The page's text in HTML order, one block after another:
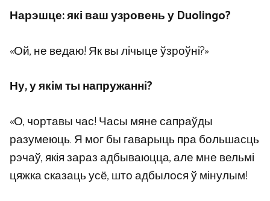
Нарэшце: які ваш узровень у Duolingo?
«Ой, не ведаю! Як вы лічыце ўзроўні?»
Ну, у якім ты напружанні?
«О, чортавы час! Часы мяне сапраўды
разумеюць. Я мог бы гаварыць пра большасць
рэчаў, якія зараз адбываюцца, але мне вельмі
цяжка сказаць усё, што адбылося ў мінулым!